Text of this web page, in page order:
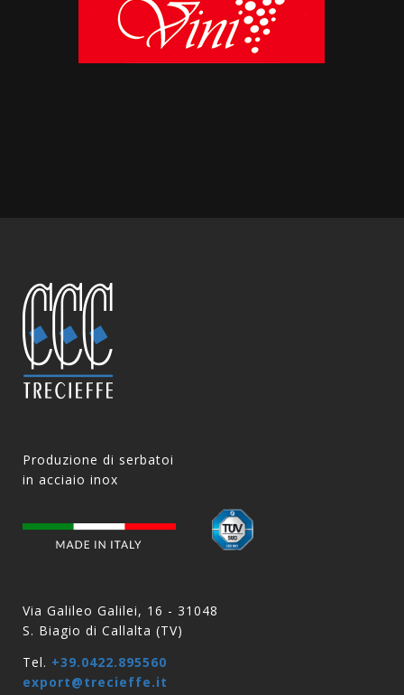
Produzione di serbatoi
in acciaio inox
Via Galileo Galilei, 16 - 31048
S. Biagio di Callalta (TV)
Tel. +39.0422.895560
export@trecieffe.it